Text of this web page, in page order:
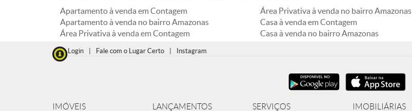
Apartamento à venda em Contagem
Apartamento à venda no bairro Amazonas
Área Privativa à venda em Contagem
Área Privativa à venda no bairro Amazonas
Casa à venda em Contagem
Casa à venda no bairro Amazonas
Login Fale com o Lugar Certo Instagram
IMÓVEIS LANÇAMENTOS SERVIÇOS IMOBILIÁRIAS